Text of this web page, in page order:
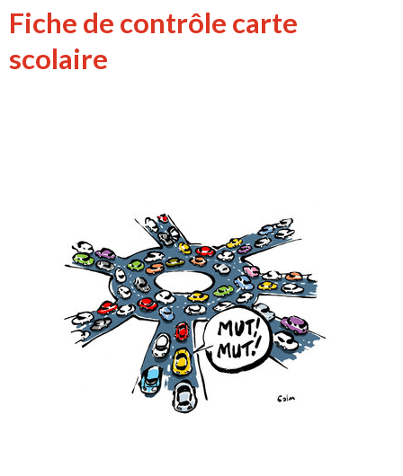
Fiche de contrôle carte
scolaire